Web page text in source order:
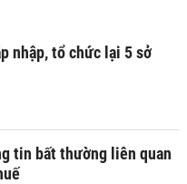
nhập, tổ chức lại 5 sở
tin bất thường liên quan